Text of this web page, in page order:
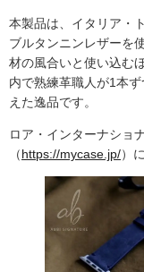
本製品は、イタリア・
ブルタンニンレザーを
材の風合いと使い込む
内で熟練革職人が1本
えた逸品です。
ロア・インターナショ
（https://mycase.jp/）